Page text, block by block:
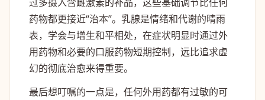
药物都更接近“治本”。乳腺是情绪和代谢的晴雨
表，学会与增生和平相处，在症状明显时通过外
用药物和必要的口服药物短期控制，远比追求虚
幻的彻底治愈来得重要。
最后想叮嘱的一点是，任何外用药都有过敏的可